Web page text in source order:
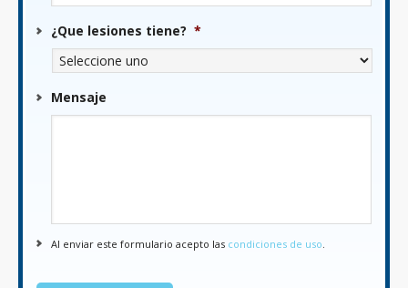
¿Que lesiones tiene? *
Mensaje
Al enviar este formulario acepto las condiciones de uso